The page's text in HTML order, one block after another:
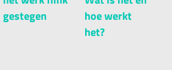
gestegen
hoe werkt
het?